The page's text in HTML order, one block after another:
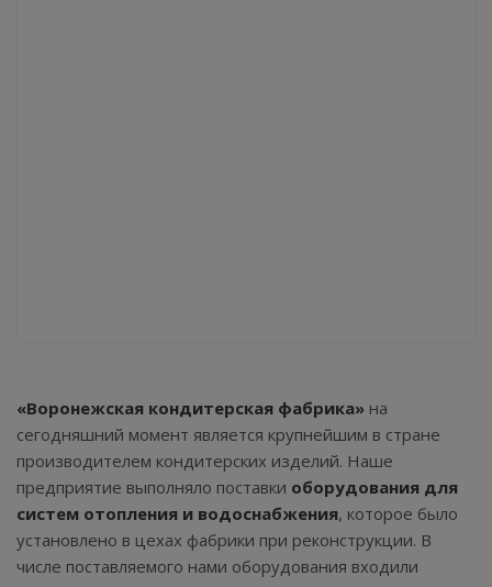
«Воронежская кондитерская фабрика» на
сегодняшний момент является крупнейшим в стране
производителем кондитерских изделий. Наше
предприятие выполняло поставки оборудования для
систем отопления и водоснабжения, которое было
установлено в цехах фабрики при реконструкции. В
числе поставляемого нами оборудования входили